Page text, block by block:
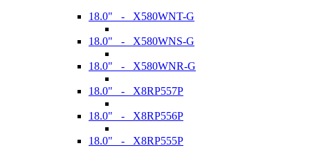
18.0" - X580WNT-G
18.0" - X580WNS-G
18.0" - X580WNR-G
18.0" - X8RP557P
18.0" - X8RP556P
18.0" - X8RP555P